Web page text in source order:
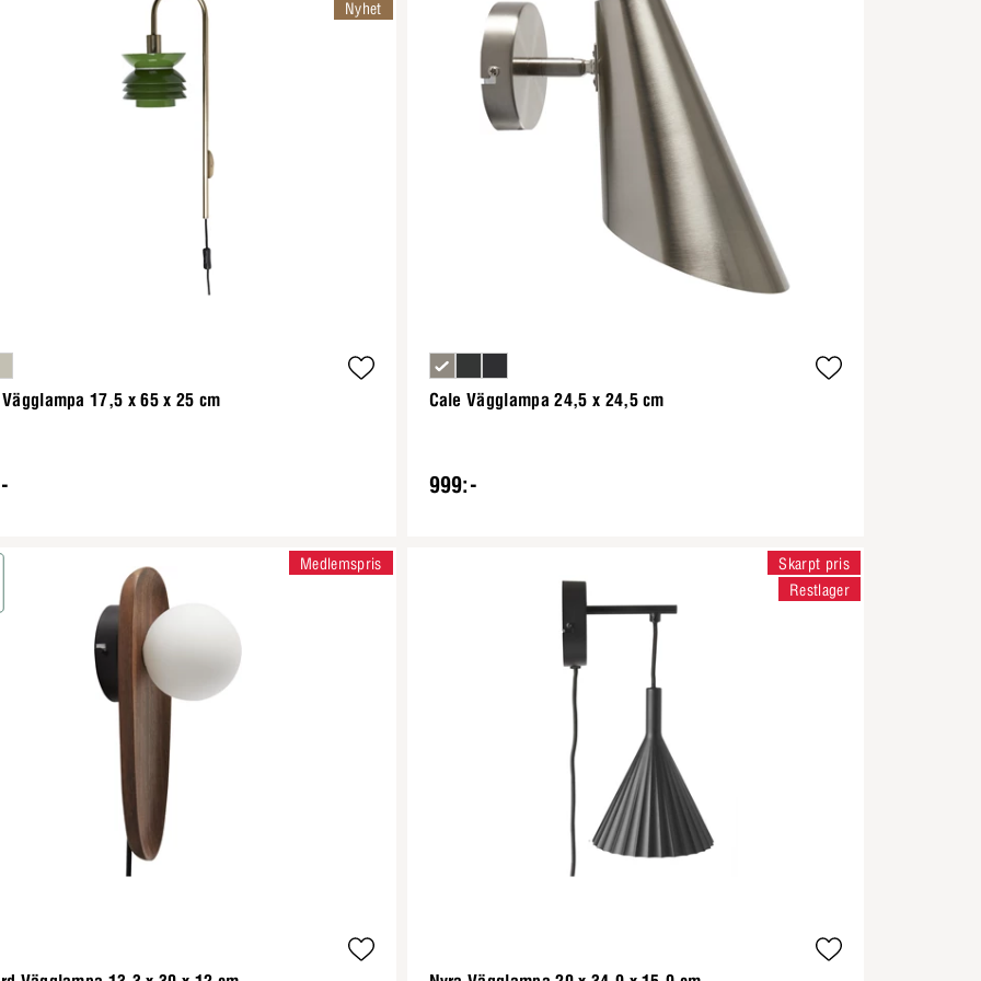
17,5 x 65 x 25 cm
Nyhet
Cale Vägglampa 24,5 x 24,5 cm
999:-
Medlemspris
Skarpt pris
Restlager